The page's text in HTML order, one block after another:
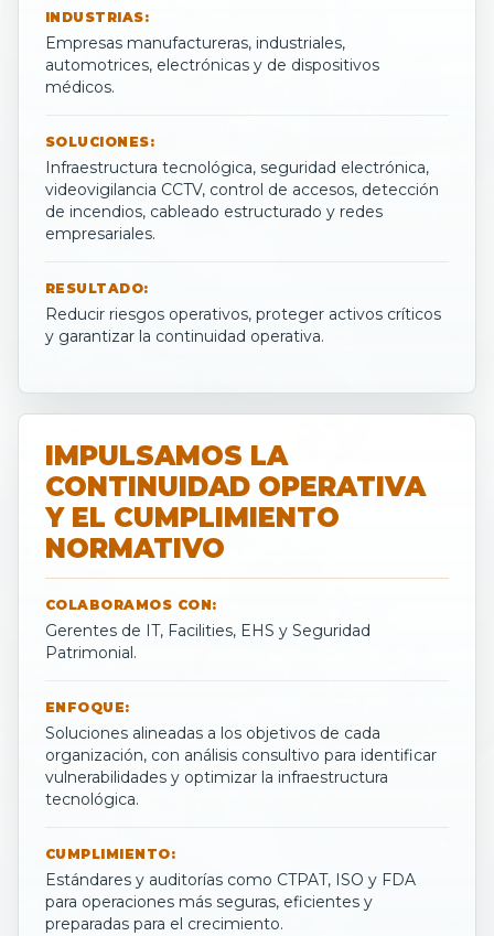
INDUSTRIAS:
Empresas manufactureras, industriales,
automotrices, electrónicas y de dispositivos
médicos.
SOLUCIONES:
Infraestructura tecnológica, seguridad electrónica,
videovigilancia CCTV, control de accesos, detección
de incendios, cableado estructurado y redes
empresariales.
RESULTADO:
Reducir riesgos operativos, proteger activos críticos
y garantizar la continuidad operativa.
IMPULSAMOS LA
CONTINUIDAD OPERATIVA
Y EL CUMPLIMIENTO
NORMATIVO
COLABORAMOS CON:
Gerentes de IT, Facilities, EHS y Seguridad
Patrimonial.
ENFOQUE:
Soluciones alineadas a los objetivos de cada
organización, con análisis consultivo para identificar
vulnerabilidades y optimizar la infraestructura
tecnológica.
CUMPLIMIENTO:
Estándares y auditorías como CTPAT, ISO y FDA
para operaciones más seguras, eficientes y
preparadas para el crecimiento.